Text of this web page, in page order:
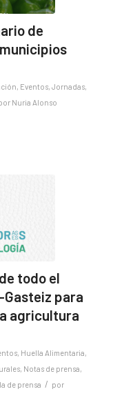
de
, Eventos, Jornadas,
Nuria Alonso
todo el
para
agricultura
, Huella Alimentaria
, Notas de prensa
de prensa / por